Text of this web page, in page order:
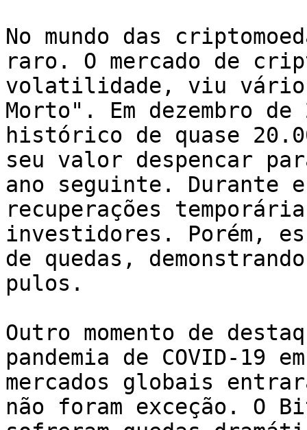
No mundo das
raro. O mercado de
volatilidade, viu vários
Morto". Em dezembro
histórico de quase
seu valor despencar
ano seguinte. Durante
recuperações
investidores. Porém,
de quedas,
pulos.
Outro momento de
pandemia de COVID-19
mercados globais
não foram exceção. O